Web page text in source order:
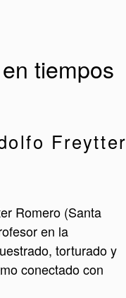
tiempos
Freytter
Romero (Santa
en la
torturado y
conectado con